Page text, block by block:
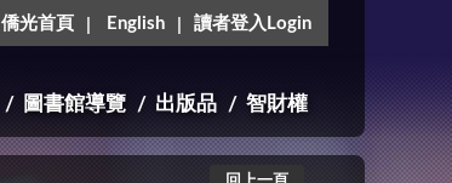
僑光首頁 English 讀者登入Login
圖書館導覽 出版品 智財權